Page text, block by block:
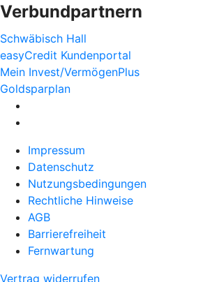
Verbundpartnern
Schwäbisch Hall
easyCredit Kundenportal
Mein Invest/VermögenPlus
Goldsparplan
Impressum
Datenschutz
Nutzungsbedingungen
Rechtliche Hinweise
AGB
Barrierefreiheit
Fernwartung
Vertrag widerrufen